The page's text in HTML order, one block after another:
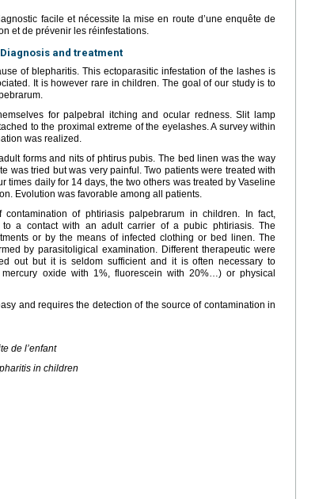
facile et nécessite la mise en route d’une enquête de
et de prévenir les réinfestations.
and treatment
of blepharitis. This ectoparasitic infestation of the lashes is
It is however rare in children. The goal of our study is to
for palpebral itching and ocular redness. Slit lamp
to the proximal extreme of the eyelashes. A survey within
was realized.
forms and nits of phtirus pubis. The bed linen was the way
was tried but was very painful. Two patients were treated with
times daily for 14 days, the two others was treated by Vaseline
Evolution was favorable among all patients.
of phtiriasis palpebrarum in children. In fact,
a contact with an adult carrier of a pubic phtiriasis. The
or by the means of infected clothing or bed linen. The
by parasitoligical examination. Different therapeutic were
out but it is seldom sufficient and it is often necessary to
oxide with 1%, fluorescein with 20%…) or physical
and requires the detection of the source of contamination in
de l’enfant
in children